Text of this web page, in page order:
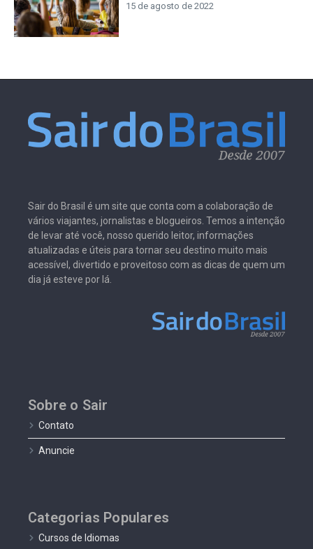
15 de agosto de 2022
Sair do Brasil é um site que conta com a colaboração de
vários viajantes, jornalistas e blogueiros. Temos a intenção
de levar até você, nosso querido leitor, informações
atualizadas e úteis para tornar seu destino muito mais
acessível, divertido e proveitoso com as dicas de quem um
dia já esteve por lá.
Sobre o Sair
Contato
Anuncie
Categorias Populares
Cursos de Idiomas